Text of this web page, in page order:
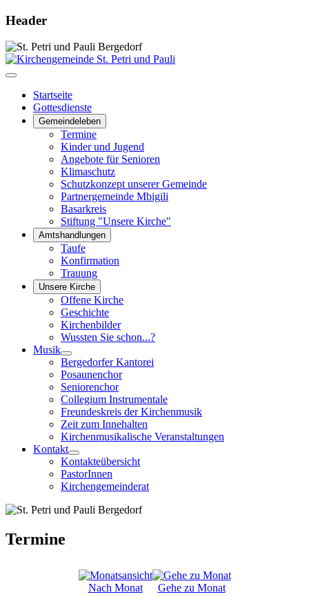
Header
Startseite
Gottesdienste
Gemeindeleben
Termine
Kinder und Jugend
Angebote für Senioren
Klimaschutz
Schutzkonzept unserer Gemeinde
Partnergemeinde Mbigili
Basarkreis
Stiftung "Unsere Kirche"
Amtshandlungen
Taufe
Konfirmation
Trauung
Unsere Kirche
Offene Kirche
Geschichte
Kirchenbilder
Wussten Sie schon...?
Musik
Bergedorfer Kantorei
Posaunenchor
Seniorenchor
Collegium Instrumentale
Freundeskreis der Kirchenmusik
Zeit zum Innehalten
Kirchenmusikalische Veranstaltungen
Kontakt
Kontakteübersicht
PastorInnen
Kirchengemeinderat
Termine
Nach Monat Gehe zu Monat